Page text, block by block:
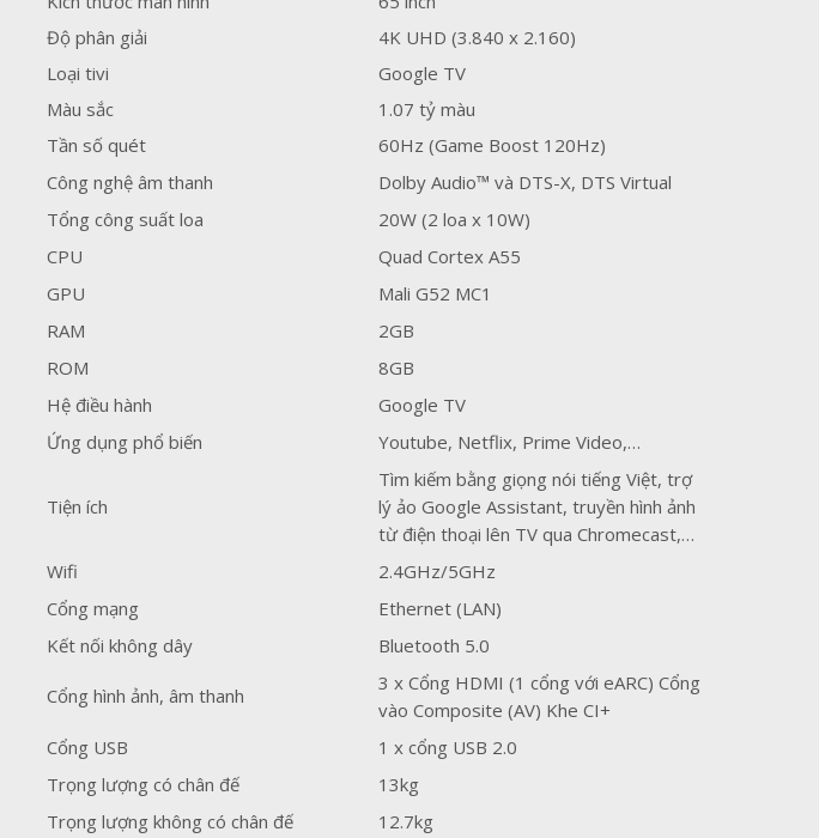
Độ phân giải
4K UHD (3.840 x 2.160)
Loại tivi
Google TV
Màu sắc
1.07 tỷ màu
Tần số quét
60Hz (Game Boost 120Hz)
Công nghệ âm thanh
Dolby Audio™ và DTS-X, DTS Virtual
Tổng công suất loa
20W (2 loa x 10W)
CPU
Quad Cortex A55
GPU
Mali G52 MC1
RAM
2GB
ROM
8GB
Hệ điều hành
Google TV
Ứng dụng phổ biến
Youtube, Netflix, Prime Video,…
Tiện ích
Tìm kiếm bằng giọng nói tiếng Việt, trợ
lý ảo Google Assistant, truyền hình ảnh
từ điện thoại lên TV qua Chromecast,…
Wifi
2.4GHz/5GHz
Cổng mạng
Ethernet (LAN)
Kết nối không dây
Bluetooth 5.0
Cổng hình ảnh, âm thanh
3 x Cổng HDMI (1 cổng với eARC) Cổng
vào Composite (AV) Khe CI+
Cổng USB
1 x cổng USB 2.0
Trọng lượng có chân đế
13kg
Trọng lượng không có chân đế
12.7kg